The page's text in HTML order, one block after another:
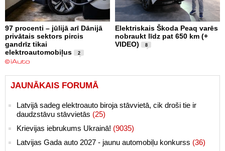
97 procenti – jūlijā arī Dānijā
privātais sektors pircis
gandrīz tikai
elektroautomobiļus
2
Elektriskais Škoda Peaq varēs
nobraukt līdz pat 650 km (+
VIDEO)
8
JAUNĀKAIS FORUMĀ
Latvijā sadeg elektroauto biroja stāvvietā, cik droši tie ir
daudzstāvu stāvvietās (25)
Krievijas iebrukums Ukrainā! (9035)
Latvijas Gada auto 2027 - jaunu automobiļu konkurss (36)